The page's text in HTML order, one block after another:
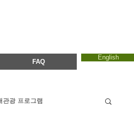
FAQ
English
관광 프로그램